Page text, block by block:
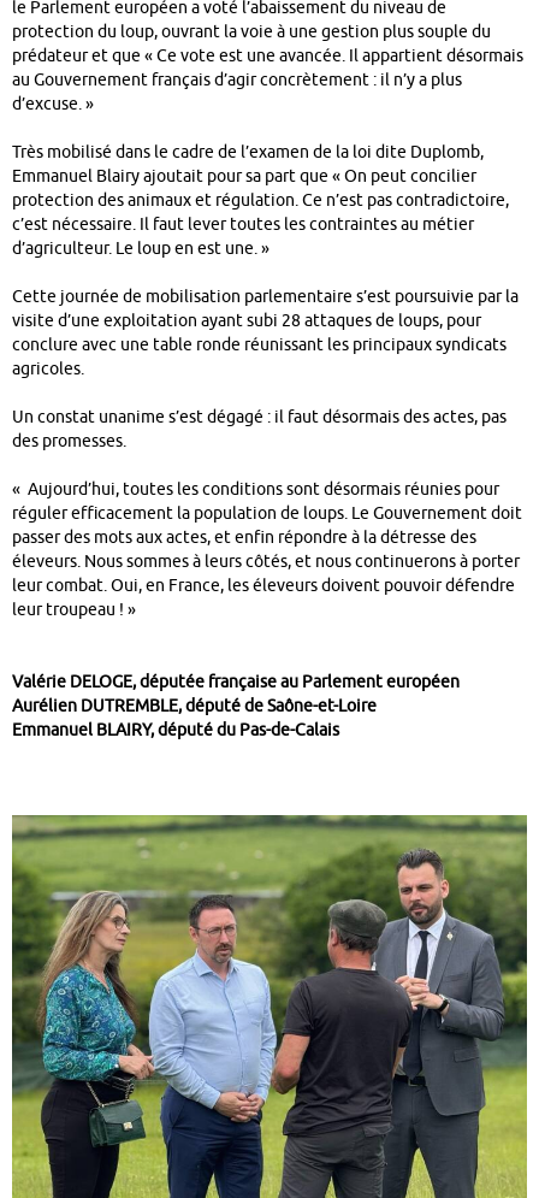
le Parlement européen a voté l’abaissement du niveau de
protection du loup, ouvrant la voie à une gestion plus souple du
prédateur et que « Ce vote est une avancée. Il appartient désormais
au Gouvernement français d’agir concrètement : il n’y a plus
d’excuse. »
Très mobilisé dans le cadre de l’examen de la loi dite Duplomb,
Emmanuel Blairy ajoutait pour sa part que « On peut concilier
protection des animaux et régulation. Ce n’est pas contradictoire,
c’est nécessaire. Il faut lever toutes les contraintes au métier
d’agriculteur. Le loup en est une. »
Cette journée de mobilisation parlementaire s’est poursuivie par la
visite d’une exploitation ayant subi 28 attaques de loups, pour
conclure avec une table ronde réunissant les principaux syndicats
agricoles.
Un constat unanime s’est dégagé : il faut désormais des actes, pas
des promesses.
« Aujourd’hui, toutes les conditions sont désormais réunies pour
réguler efficacement la population de loups. Le Gouvernement doit
passer des mots aux actes, et enfin répondre à la détresse des
éleveurs. Nous sommes à leurs côtés, et nous continuerons à porter
leur combat. Oui, en France, les éleveurs doivent pouvoir défendre
leur troupeau ! »
Valérie DELOGE, députée française au Parlement européen
Aurélien DUTREMBLE, député de Saône-et-Loire
Emmanuel BLAIRY, député du Pas-de-Calais